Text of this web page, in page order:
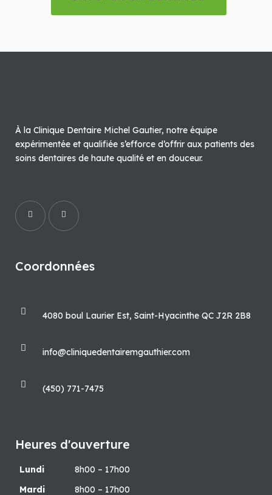
À la Clinique Dentaire Michel Gautier, notre équipe
expérimentée et qualifiée s’efforce d’offrir aux patients des
soins dentaires de haute qualité et en douceur.
Coordonnées
4080 boul Laurier Est, Saint-Hyacinthe QC J2R 2B8
info@cliniquedentairemgauthier.com
(450) 771-7475
Heures d'ouverture
Lundi
8h00 – 17h00
Mardi
8h00 – 17h00